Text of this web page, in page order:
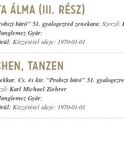
báró" 51. gyalogezred zenekara; Szerző:
Gyár;
; Közzététel ideje: 1970-01-01
, Cs. és kir. "Probszt báró" 51.
Karl Michael Ziehrer
Gyár;
; Közzététel ideje: 1970-01-01